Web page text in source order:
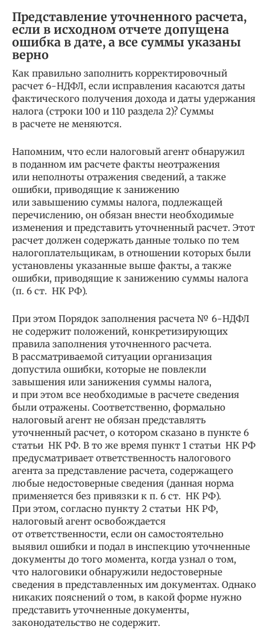
Представление уточненного расчета,
если в исходном отчете допущена
ошибка в дате, а все суммы указаны
верно
Как правильно заполнить корректировочный
расчет 6-НДФЛ, если исправления касаются даты
фактического получения дохода и даты удержания
налога (строки 100 и 110 раздела 2)? Суммы
в расчете не меняются.
Напомним, что если налоговый агент обнаружил
в поданном им расчете факты неотражения
или неполноты отражения сведений, а также
ошибки, приводящие к занижению
или завышению суммы налога, подлежащей
перечислению, он обязан внести необходимые
изменения и представить уточненный расчет. Этот
расчет должен содержать данные только по тем
налогоплательщикам, в отношении которых были
установлены указанные выше факты, а также
ошибки, приводящие к занижению суммы налога
(п. 6 ст. НК РФ).
При этом Порядок заполнения расчета № 6-НДФЛ
не содержит положений, конкретизирующих
правила заполнения уточненного расчета.
В рассматриваемой ситуации организация
допустила ошибки, которые не повлекли
завышения или занижения суммы налога,
и при этом все необходимые в расчете сведения
были отражены. Соответственно, формально
налоговый агент не обязан представлять
уточненный расчет, о котором сказано в пункте 6
статьи НК РФ. В то же время пункт 1 статьи НК РФ
предусматривает ответственность налогового
агента за представление расчета, содержащего
любые недостоверные сведения (данная норма
применяется без привязки к п. 6 ст. НК РФ).
При этом, согласно пункту 2 статьи НК РФ,
налоговый агент освобождается
от ответственности, если он самостоятельно
выявил ошибки и подал в инспекцию уточненные
документы до того момента, когда узнал о том,
что налоговики обнаружили недостоверные
сведения в представленных им документах. Однако
никаких пояснений о том, в какой форме нужно
представить уточненные документы,
законодательство не содержит.